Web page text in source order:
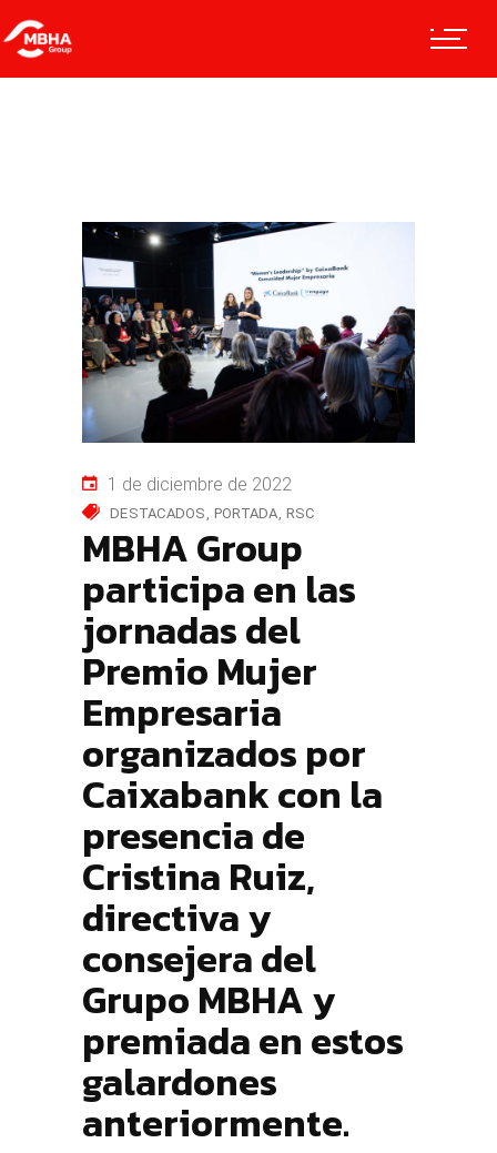
1 de diciembre de 2022
DESTACADOS PORTADA RSC
MBHA Group
participa en las
jornadas del
Premio Mujer
Empresaria
organizados por
Caixabank con la
presencia de
Cristina Ruiz,
directiva y
consejera del
Grupo MBHA y
premiada en estos
galardones
anteriormente.